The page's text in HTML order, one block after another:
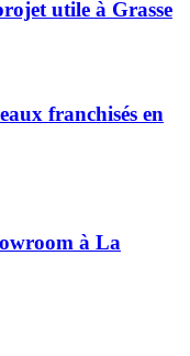
utile à Grasse
franchisés en
à La